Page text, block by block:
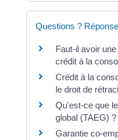
Questions ?
Faut-il avoir
crédit à la
Crédit à la
le droit de
Qu'est-ce que
global (TAEG) ?
Garantie co-